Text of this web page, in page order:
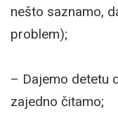
nešto saznamo,
problem);
– Dajemo detetu
zajedno čitamo;